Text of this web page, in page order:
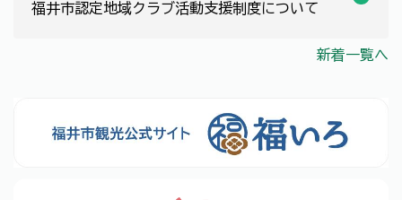
福井市認定地域クラブ活動支援制度について
新着一覧へ